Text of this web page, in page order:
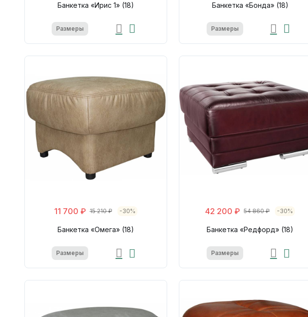
Банкетка «Ирис 1» (18)
Размеры
Банкетка «Бонда» (18)
Размеры
11 700 ₽ 15 210 ₽ -30%
Банкетка «Омега» (18)
Размеры
42 200 ₽ 54 860 ₽ -30%
Банкетка «Редфорд» (18)
Размеры